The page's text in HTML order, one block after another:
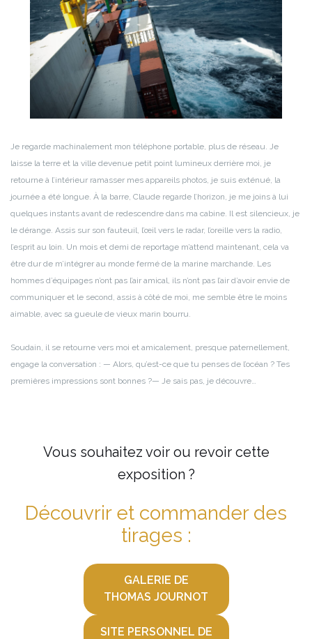
Je regarde machinalement mon téléphone portable, plus de réseau. Je
laisse la terre et la ville devenue petit point lumineux derrière moi, je
retourne à l’intérieur ramasser mes appareils photos, je suis exténué, la
journée a été longue. À la barre, Claude regarde l’horizon, je me joins à lui
quelques instants avant de redescendre dans ma cabine. Il est silencieux, je
le dérange. Assis sur son fauteuil, l’œil vers le radar, l’oreille vers la radio,
l’esprit au loin. Un mois et demi de reportage m’attend maintenant, cela va
être dur de m’intégrer au monde fermé de la marine marchande. Les
hommes d’équipages n’ont pas l’air amical, ils n’ont pas l’air d’avoir envie de
communiquer et le second, assis à côté de moi, me semble être le moins
aimable, avec sa gueule de vieux marin bourru.
Soudain, il se retourne vers moi et amicalement, presque paternellement,
engage la conversation : — Alors, qu’est-ce que tu penses de l’océan ? Tes
premières impressions sont bonnes ?— Je sais pas, je découvre…
Vous souhaitez voir ou revoir cette
exposition ?
Découvrir et commander des
tirages :
GALERIE DE
THOMAS JOURNOT
SITE PERSONNEL DE